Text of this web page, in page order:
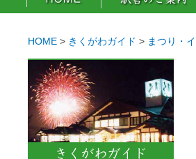
HOME > きくがわガイド > まつり・